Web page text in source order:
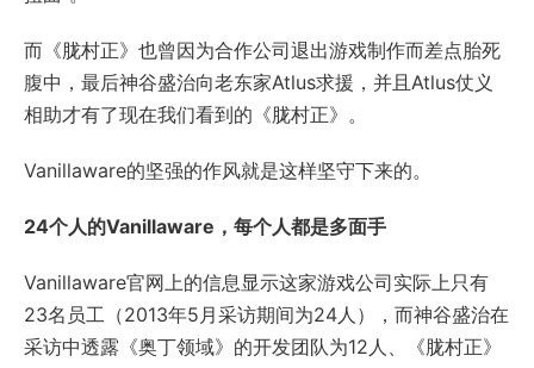
而《胧村正》也曾因为合作公司退出游戏制作而差点胎死
腹中，最后神谷盛治向老东家Atlus求援，并且Atlus仗义
相助才有了现在我们看到的《胧村正》。
Vanillaware的坚强的作风就是这样坚守下来的。
24个人的Vanillaware，每个人都是多面手
Vanillaware官网上的信息显示这家游戏公司实际上只有
23名员工（2013年5月采访期间为24人），而神谷盛治在
采访中透露《奥丁领域》的开发团队为12人、《胧村正》